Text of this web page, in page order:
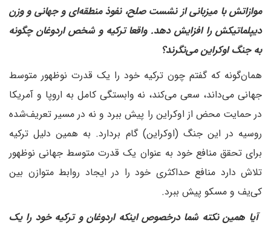
موازاتش با میزبانی از نشست صلح، نفوذ منطقه‌ای و جهانی و وزن
دیپلماتیکش را افزایش دهد. واقعا ترکیه و شخص اردوغان چگونه
به جنگ اوکراین می‌نگرند؟
همان‌گونه که گفتم چون ترکیه خود را یک قدرت نوظهور متوسط
جهانی می‌داند، سعی می‌کند، نه وابستگی کامل به اروپا و آمریکا
در حمایت محض از اوکراین را پیش ببرد و نه در مسیر تعریف‌شده
روسیه در این جنگ (اوکراین) گام بردارد. به همین دلیل ترکیه
برای تحقق منافع خود به عنوان یک قدرت متوسط جهانی نوظهور
تلاش دارد منافع حداکثری خود را در ایجاد روابط متوازن بین
کی‌یف و مسکو پیش ببرد.
‌ آیا همین نکته شما درخصوص اینکه اردوغان و ترکیه خود را یک